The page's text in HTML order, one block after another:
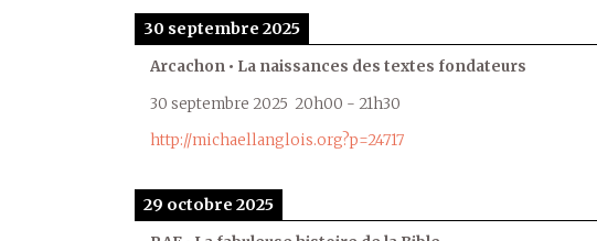
30 septembre 2025
Arcachon • La naissances des textes fondateurs
30 septembre 2025 20h00 - 21h30
http://michaellanglois.org?p=24717
29 octobre 2025